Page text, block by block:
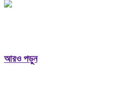
আরও পড়ুন